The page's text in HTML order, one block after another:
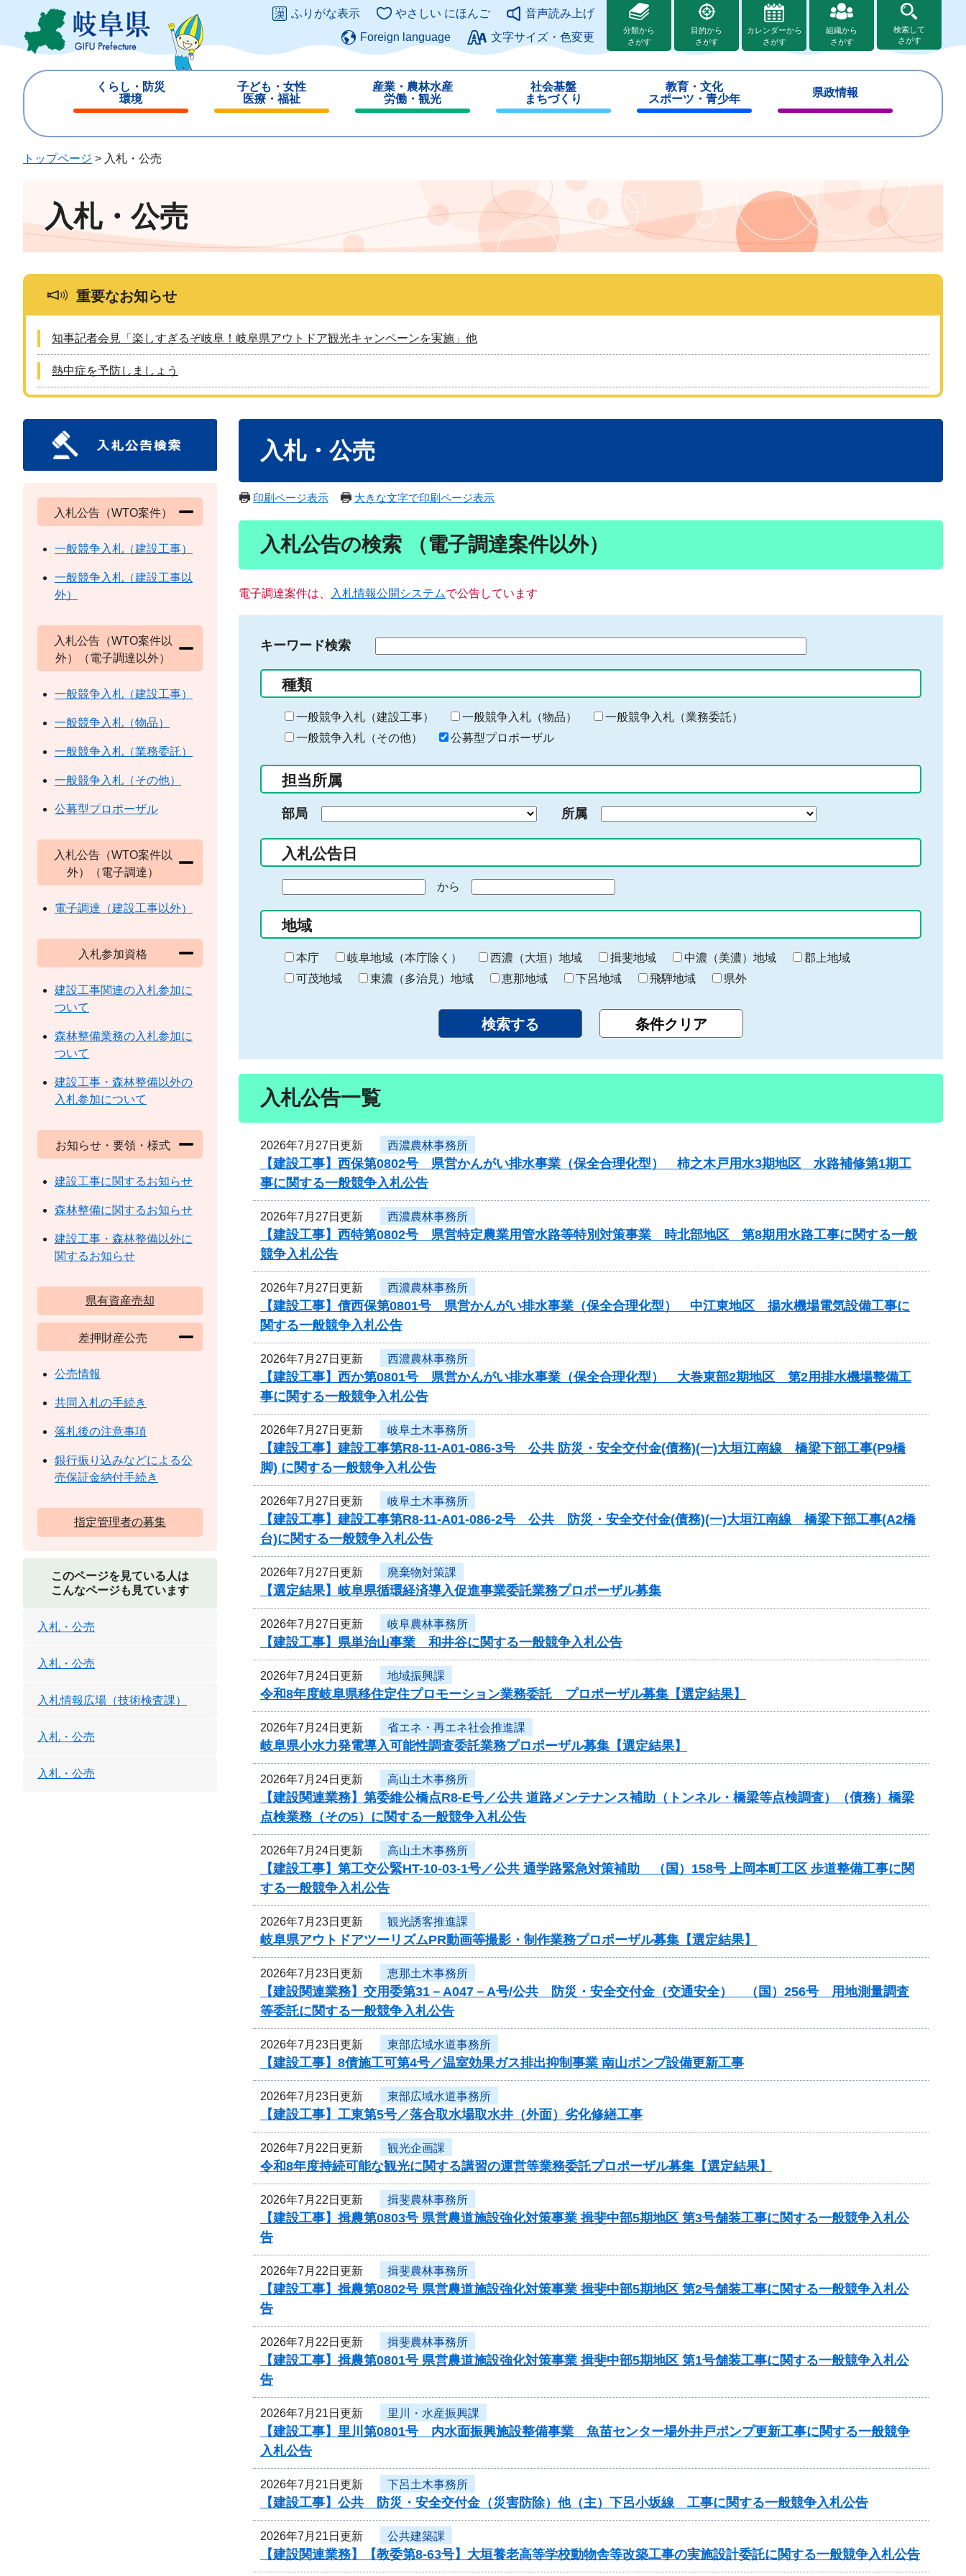
ジ
ュ
このページの本文へ
ふりがな表示 やさしい にほんご
音声読み上げ
Foreign language
文字サイズ・色変更
分類から
さがす
目的から
さがす
カレンダーから
さがす
組織から
さがす
検索して
さがす
くらし・防災
環境
じ
子ども・女性
医療・福祉
じ
産業・農林水産
労働・観光
じ
社会基盤
まちづくり
じ
教育・文化
スポーツ・青少年
じ
県政情報
じ
トップページ > 入札・公売
入札・公売
重要なお知らせ
知事記者会見「楽しすぎるぞ岐阜！岐阜県アウトドア観光キャンペーンを実施」他
熱中症を予防しましょう
入札・公売
印刷ページ表示 大きな文字で印刷ページ表示
入札公告の検索 （電子調達案件以外）
電子調達案件は、 入札情報公開システムで公告しています
キーワード検索
る
キ
ー
ー
入
力
種類
一般競争入札（建設工事） 一般競争入札（物品）
一般競争入札（業務委託）
一般競争入札（その他）
公募型プロポーザル
担当所属
部局 所属
入札公告日
の
始
ま
り
から
終
わ
り
地域
本庁 岐阜地域（本庁除く） 西濃（大垣）地域 揖斐地域 中濃（美濃）地域
郡上地域
可茂地域
東濃（多治見）地域 恵那地域 下呂地域 飛騨地域 県外
入札公告一覧
2026年7月27日更新 西濃農林事務所
【建設工事】西保第0802号 県営かんがい排水事業（保全合理化型） 柿之木戸用水3期地区 水路補修第1期工
事に関する一般競争入札公告
2026年7月27日更新 西濃農林事務所
【建設工事】西特第0802号 県営特定農業用管水路等特別対策事業 時北部地区 第8期用水路工事に関する一般
競争入札公告
2026年7月27日更新 西濃農林事務所
【建設工事】債西保第0801号 県営かんがい排水事業（保全合理化型） 中江東地区 揚水機場電気設備工事に
関する一般競争入札公告
2026年7月27日更新 西濃農林事務所
【建設工事】西か第0801号 県営かんがい排水事業（保全合理化型） 大巻東部2期地区 第2用排水機場整備工
事に関する一般競争入札公告
2026年7月27日更新 岐阜土木事務所
【建設工事】建設工事第R8-11-A01-086-3号 公共 防災・安全交付金(債務)(一)大垣江南線 橋梁下部工事(P9橋
脚) に関する一般競争入札公告
2026年7月27日更新 岐阜土木事務所
【建設工事】建設工事第R8-11-A01-086-2号 公共 防災・安全交付金(債務)(一)大垣江南線 橋梁下部工事(A2橋
台)に関する一般競争入札公告
2026年7月27日更新 廃棄物対策課
【選定結果】岐阜県循環経済導入促進事業委託業務プロポーザル募集
2026年7月27日更新 岐阜農林事務所
【建設工事】県単治山事業 和井谷に関する一般競争入札公告
2026年7月24日更新 地域振興課
令和8年度岐阜県移住定住プロモーション業務委託 プロポーザル募集【選定結果】
2026年7月24日更新 省エネ・再エネ社会推進課
岐阜県小水力発電導入可能性調査委託業務プロポーザル募集【選定結果】
2026年7月24日更新 高山土木事務所
【建設関連業務】第委維公橋点R8-E号／公共 道路メンテナンス補助（トンネル・橋梁等点検調査）（債務）橋梁
点検業務（その5）に関する一般競争入札公告
2026年7月24日更新 高山土木事務所
【建設工事】第工交公緊HT-10-03-1号／公共 通学路緊急対策補助 （国）158号 上岡本町工区 歩道整備工事に関
する一般競争入札公告
2026年7月23日更新 観光誘客推進課
岐阜県アウトドアツーリズムPR動画等撮影・制作業務プロポーザル募集【選定結果】
2026年7月23日更新 恵那土木事務所
【建設関連業務】交用委第31－A047－A号/公共 防災・安全交付金（交通安全） （国）256号 用地測量調査
等委託に関する一般競争入札公告
2026年7月23日更新 東部広域水道事務所
【建設工事】8債施工可第4号／温室効果ガス排出抑制事業 南山ポンプ設備更新工事
2026年7月23日更新 東部広域水道事務所
【建設工事】工東第5号／落合取水場取水井（外面）劣化修繕工事
2026年7月22日更新 観光企画課
令和8年度持続可能な観光に関する講習の運営等業務委託プロポーザル募集【選定結果】
2026年7月22日更新 揖斐農林事務所
【建設工事】揖農第0803号 県営農道施設強化対策事業 揖斐中部5期地区 第3号舗装工事に関する一般競争入札公
告
2026年7月22日更新 揖斐農林事務所
【建設工事】揖農第0802号 県営農道施設強化対策事業 揖斐中部5期地区 第2号舗装工事に関する一般競争入札公
告
2026年7月22日更新 揖斐農林事務所
【建設工事】揖農第0801号 県営農道施設強化対策事業 揖斐中部5期地区 第1号舗装工事に関する一般競争入札公
告
2026年7月21日更新 里川・水産振興課
【建設工事】里川第0801号 内水面振興施設整備事業 魚苗センター場外井戸ポンプ更新工事に関する一般競争
入札公告
2026年7月21日更新 下呂土木事務所
【建設工事】公共 防災・安全交付金（災害防除）他（主）下呂小坂線 工事に関する一般競争入札公告
2026年7月21日更新 公共建築課
【建設関連業務】【教委第8-63号】大垣養老高等学校動物舎等改築工事の実施設計委託に関する一般競争入札公告
入札公告（WTO案件）
一般競争入札（建設工事）
一般競争入札（建設工事以
外）
入札公告（WTO案件以
外）（電子調達以外）
一般競争入札（建設工事）
一般競争入札（物品）
一般競争入札（業務委託）
一般競争入札（その他）
公募型プロポーザル
入札公告（WTO案件以
外）（電子調達）
電子調達（建設工事以外）
入札参加資格
建設工事関連の入札参加に
ついて
森林整備業務の入札参加に
ついて
建設工事・森林整備以外の
入札参加について
お知らせ・要領・様式
建設工事に関するお知らせ
森林整備に関するお知らせ
建設工事・森林整備以外に
関するお知らせ
県有資産売却
差押財産公売
公売情報
共同入札の手続き
落札後の注意事項
銀行振り込みなどによる公
売保証金納付手続き
指定管理者の募集
このページを見ている人は
こんなページも見ています
入札・公売
入札・公売
入札情報広場（技術検査課）
入札・公売
入札・公売